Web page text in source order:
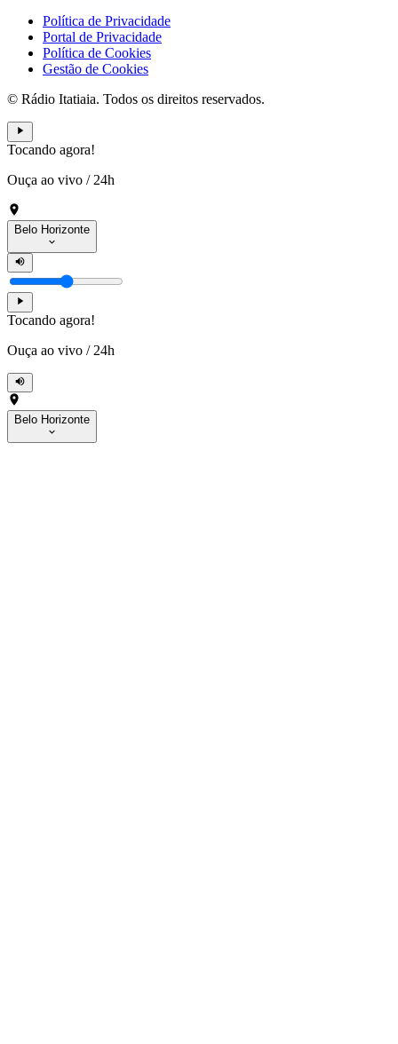
Política de Privacidade
Portal de Privacidade
Política de Cookies
Gestão de Cookies
© Rádio Itatiaia. Todos os direitos reservados.
Tocando agora!
Ouça ao vivo / 24h
Belo Horizonte
Tocando agora!
Ouça ao vivo / 24h
Belo Horizonte